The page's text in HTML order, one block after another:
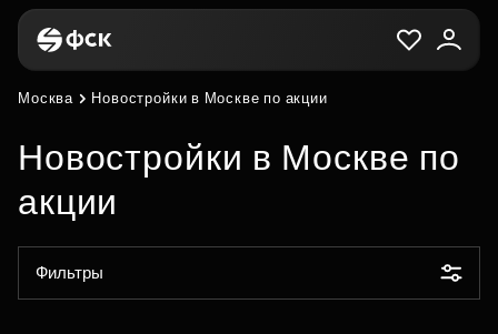
Москва Новостройки в Москве по акции
Новостройки в Москве по
акции
Фильтры